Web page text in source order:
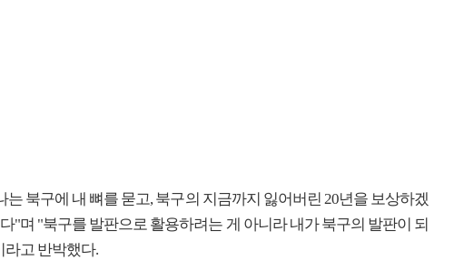
는 북구에 내 뼈를 묻고, 북구의 지금까지 잃어버린 20년을 보상하겠
"며 "북구를 발판으로 활용하려는 게 아니라 내가 북구의 발판이 되
라고 반박했다.